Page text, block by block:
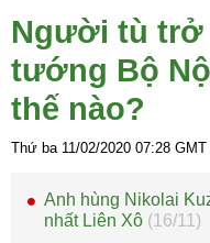
Người tù trở
tướng Bộ
thế nào?
Thứ ba 11/02/2020 07:28
Anh hùng Nikolai
nhất Liên Xô (16/11)